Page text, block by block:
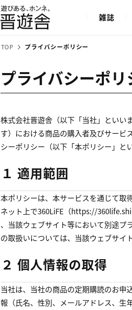
雑誌
TOP プライバシーポリシー
プライバシーポリ
株式会社晋遊舎（以下「当社」といい
す）における商品の購入者及びサービ
シーポリシー（以下「本ポリシー」と
１ 適用範囲
本ポリシーは、本サービスを通じて取
ネット上で360LiFE（https://
、当該ウェブサイト等において別途プ
の取扱いについては、当該ウェブサイ
２ 個人情報の取得
当社は、当社の商品の定期購読のお申
報（氏名、性別、メールアドレス、生